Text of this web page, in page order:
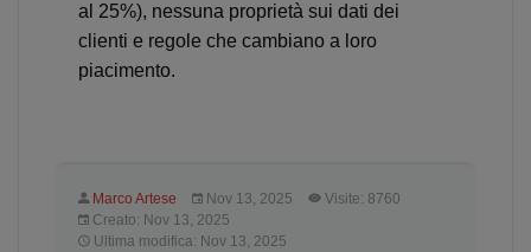
al 25%), nessuna proprietà sui dati dei
clienti e regole che cambiano a loro
piacimento.
Marco Artese Nov 13, 2025
Visite: 8760
Creato: Nov 13, 2025
Ultima modifica: Nov 13, 2025